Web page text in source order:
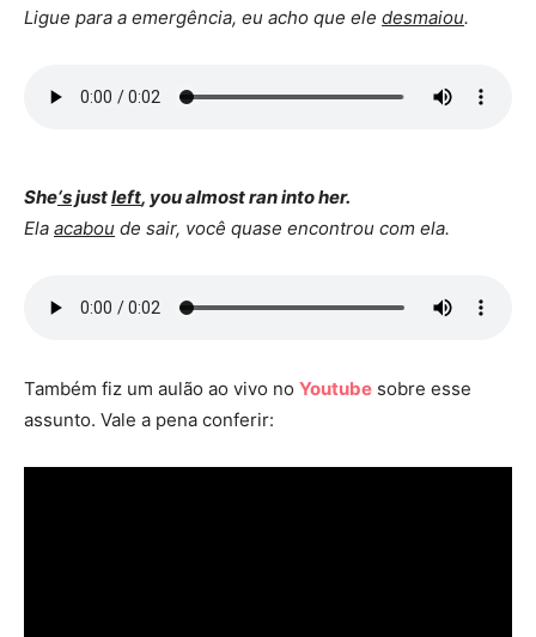
Ligue para a emergência, eu acho que ele desmaiou.
She‘sjustleft, you almost ran into her.
Ela acabou de sair, você quase encontrou com ela.
Também fiz um aulão ao vivo no Youtube sobre esse
assunto. Vale a pena conferir: